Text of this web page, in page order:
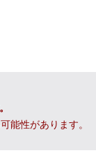
能性があります。